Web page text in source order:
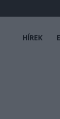
HÍREK